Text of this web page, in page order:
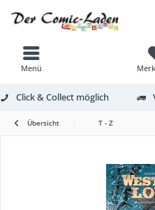
Menü
Click & Collect möglich
Übersicht T - Z